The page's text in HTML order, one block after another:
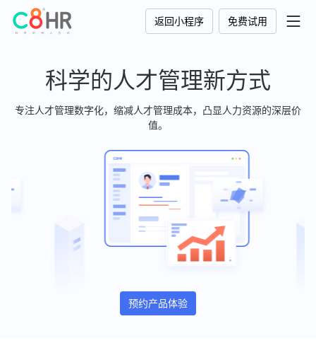
返回小程序 免费试用
科学的人才管理新方式
专注人才管理数字化，缩减人才管理成本，凸显人力资源的深层价
值。
预约产品体验